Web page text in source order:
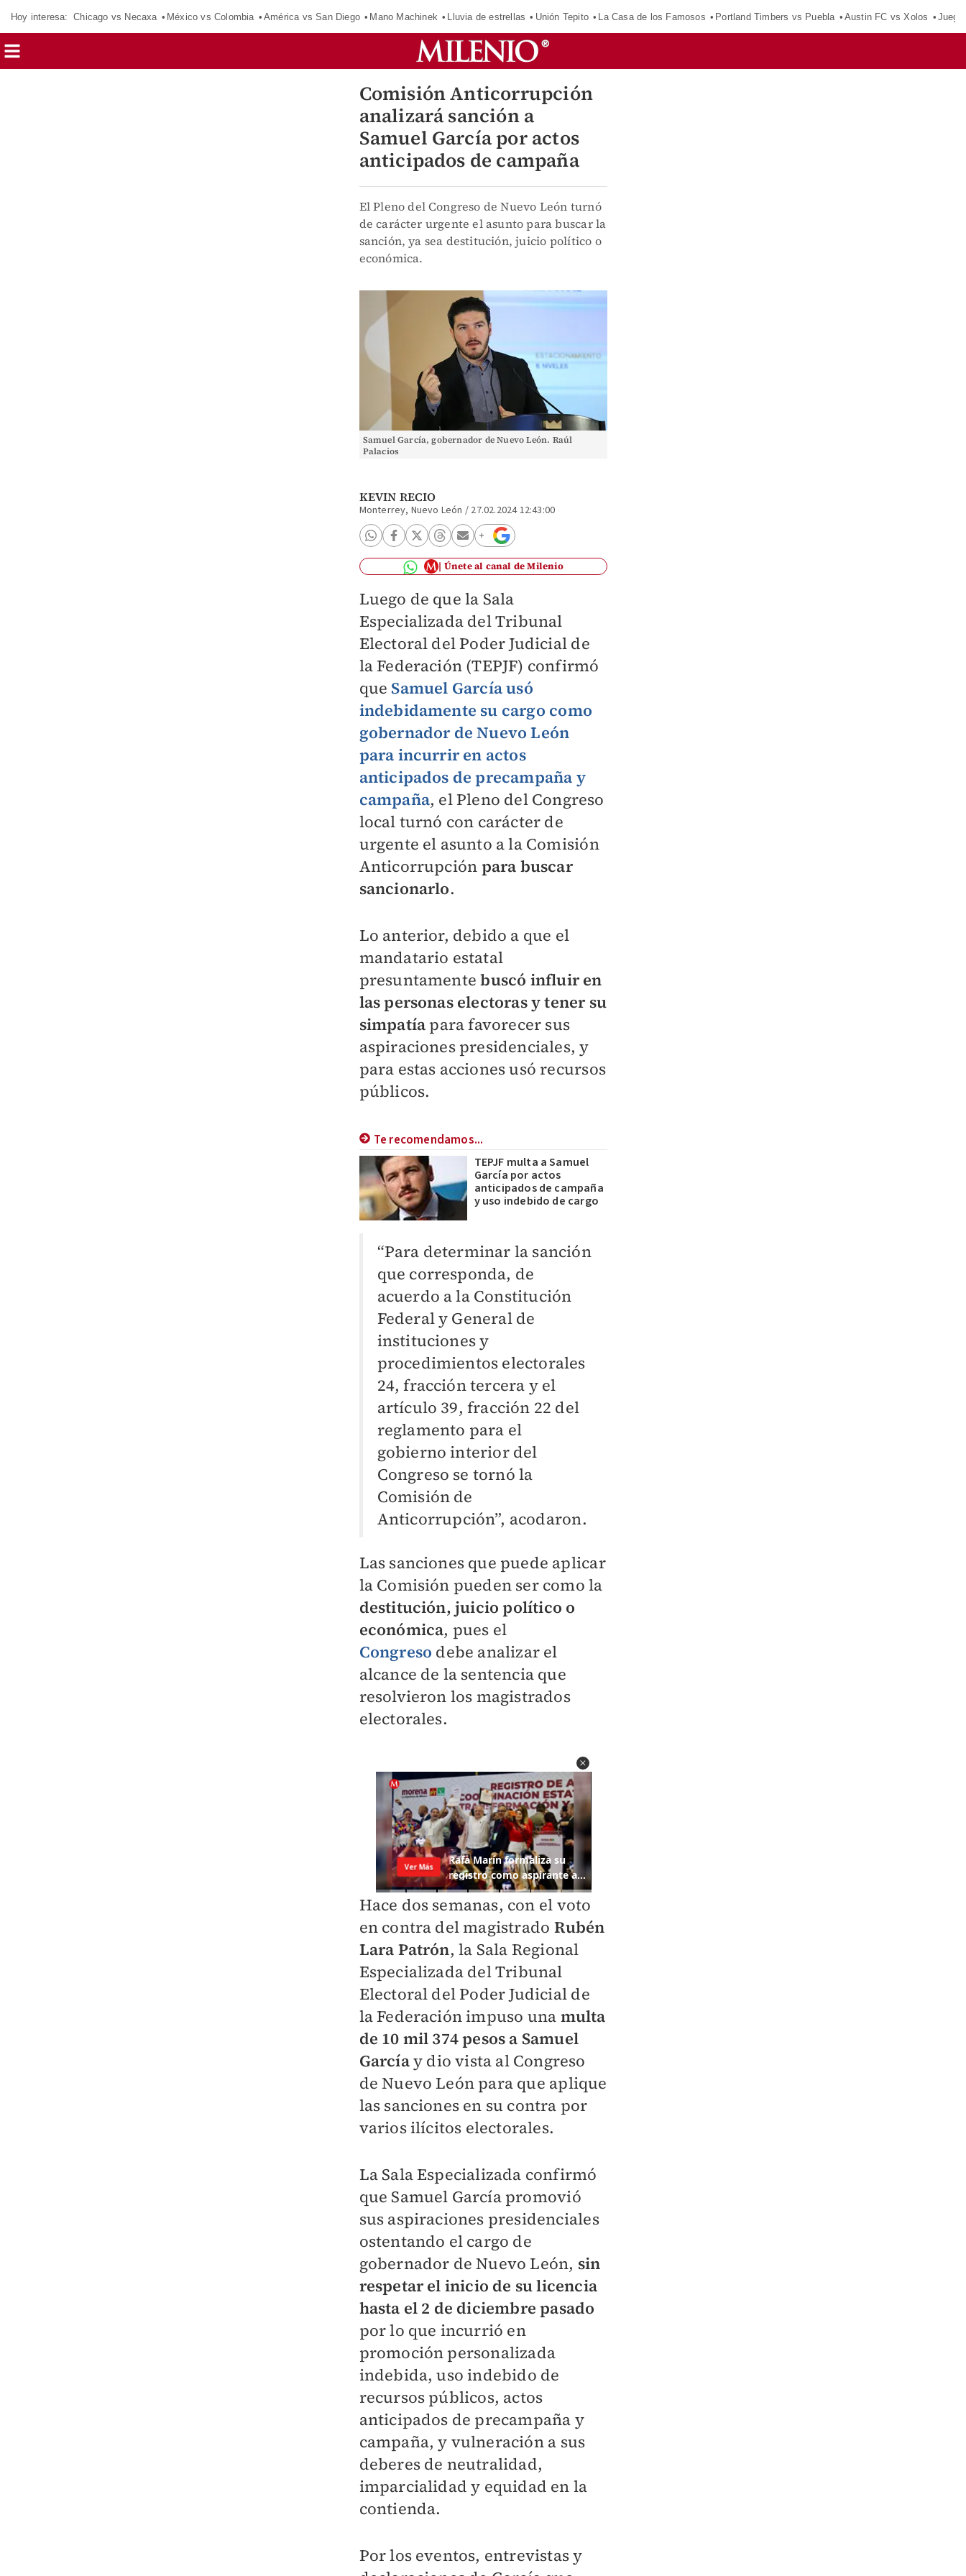
Hoy interesa: Chicago vs Necaxa México vs Colombia América vs San Diego Mano Machinek Lluvia de estrellas Unión Tepito La Casa de los Famosos Portland Timbers vs Puebla Austin FC vs Xolos
Comisión Anticorrupción
analizará sanción a
Samuel García por actos
anticipados de campaña
El Pleno del Congreso de Nuevo León turnó
de carácter urgente el asunto para buscar la
sanción, ya sea destitución, juicio político o
económica.
Samuel García, gobernador de Nuevo León. Raúl
Palacios
KEVIN RECIO
Monterrey, Nuevo León / 27.02.2024 12:43:00
Únete al canal de Milenio
Luego de que la Sala
Especializada del Tribunal
Electoral del Poder Judicial de
la Federación (TEPJF) confirmó
que Samuel García usó
indebidamente su cargo como
gobernador de Nuevo León
para incurrir en actos
anticipados de precampaña y
campaña, el Pleno del Congreso
local turnó con carácter de
urgente el asunto a la Comisión
Anticorrupción para buscar
sancionarlo.
Lo anterior, debido a que el
mandatario estatal
presuntamentebuscó influir en
las personas electoras y tener su
simpatía para favorecer sus
aspiraciones presidenciales, y
para estas acciones usó recursos
públicos.
Te recomendamos...
TEPJF multa a Samuel
García por actos
anticipados de campaña
y uso indebido de cargo
“Para determinar la sanción
que corresponda, de
acuerdo a la Constitución
Federal y General de
instituciones y
procedimientos electorales
24, fracción tercera y el
artículo 39, fracción 22 del
reglamento para el
gobierno interior del
Congreso se tornó la
Comisión de
Anticorrupción”, acodaron.
Las sanciones que puede aplicar
la Comisión pueden ser como la
destitución, juicio político o
económica, pues el
Congreso debe analizar el
alcance de la sentencia que
resolvieron los magistrados
electorales.
Hace dos semanas, con el voto
en contra del magistrado Rubén
Lara Patrón, la Sala Regional
Especializada del Tribunal
Electoral del Poder Judicial de
la Federación impuso una multa
de 10 mil 374 pesos a Samuel
Garcíay dio vista al Congreso
de Nuevo León para que aplique
las sanciones en su contra por
varios ilícitos electorales.
La Sala Especializada confirmó
que Samuel García promovió
sus aspiraciones presidenciales
ostentando el cargo de
gobernador de Nuevo León, sin
respetar el inicio de su licencia
hasta el 2 de diciembre pasado
por lo que incurrió en
promoción personalizada
indebida, uso indebido de
recursos públicos, actos
anticipados de precampaña y
campaña, y vulneración a sus
deberes de neutralidad,
imparcialidad y equidad en la
contienda.
Por los eventos, entrevistas y